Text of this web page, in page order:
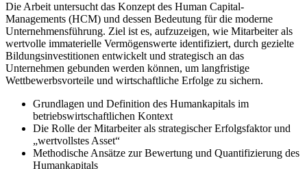
Die Arbeit untersucht das Konzept des Human Capital-
Managements (HCM) und dessen Bedeutung für die moderne
Unternehmensführung. Ziel ist es, aufzuzeigen, wie Mitarbeiter als
wertvolle immaterielle Vermögenswerte identifiziert, durch gezielte
Bildungsinvestitionen entwickelt und strategisch an das
Unternehmen gebunden werden können, um langfristige
Wettbewerbsvorteile und wirtschaftliche Erfolge zu sichern.
Grundlagen und Definition des Humankapitals im
betriebswirtschaftlichen Kontext
Die Rolle der Mitarbeiter als strategischer Erfolgsfaktor und
„wertvollstes Asset“
Methodische Ansätze zur Bewertung und Quantifizierung des
Humankapitals